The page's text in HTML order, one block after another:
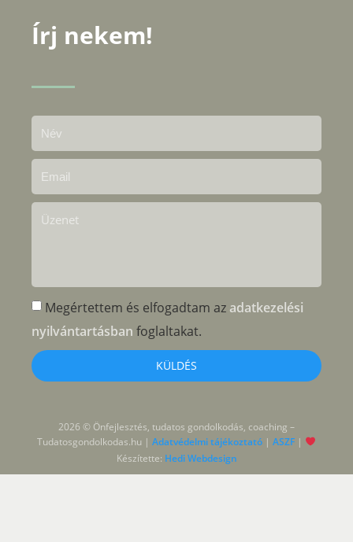
Írj nekem!
Megértettem és elfogadtam az adatkezelési
nyilvántartásban foglaltakat.
KÜLDÉS
2026 © Önfejlesztés, tudatos gondolkodás, coaching –
Tudatosgondolkodas.hu |Adatvédelmi tájékoztató |ASZF |
Készítette: Hedi Webdesign